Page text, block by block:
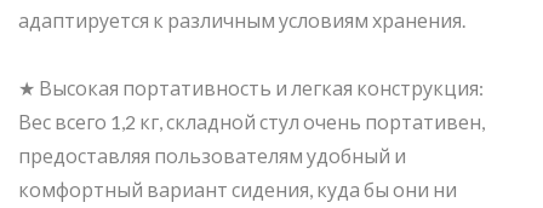
адаптируется к различным условиям хранения.
★ Высокая портативность и легкая конструкция:
Вес всего 1,2 кг, складной стул очень портативен,
предоставляя пользователям удобный и
комфортный вариант сидения, куда бы они ни